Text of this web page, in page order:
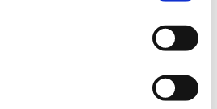
la informació que